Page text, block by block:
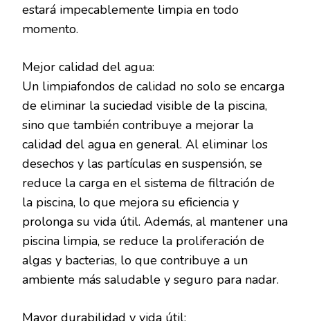
estará impecablemente limpia en todo
momento.
Mejor calidad del agua:
Un limpiafondos de calidad no solo se encarga
de eliminar la suciedad visible de la piscina,
sino que también contribuye a mejorar la
calidad del agua en general. Al eliminar los
desechos y las partículas en suspensión, se
reduce la carga en el sistema de filtración de
la piscina, lo que mejora su eficiencia y
prolonga su vida útil. Además, al mantener una
piscina limpia, se reduce la proliferación de
algas y bacterias, lo que contribuye a un
ambiente más saludable y seguro para nadar.
Mayor durabilidad y vida útil: